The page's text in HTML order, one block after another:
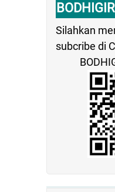
Silahkan
subcribe di